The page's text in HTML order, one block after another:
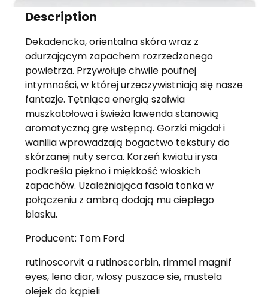
Description
Dekadencka, orientalna skóra wraz z
odurzającym zapachem rozrzedzonego
powietrza. Przywołuje chwile poufnej
intymności, w której urzeczywistniają się nasze
fantazje. Tętniąca energią szałwia
muszkatołowa i świeża lawenda stanowią
aromatyczną grę wstępną. Gorzki migdał i
wanilia wprowadzają bogactwo tekstury do
skórzanej nuty serca. Korzeń kwiatu irysa
podkreśla piękno i miękkość włoskich
zapachów. Uzależniająca fasola tonka w
połączeniu z ambrą dodają mu ciepłego
blasku.
Producent: Tom Ford
rutinoscorvit a rutinoscorbin, rimmel magnif
eyes, leno diar, wlosy puszace sie, mustela
olejek do kąpieli